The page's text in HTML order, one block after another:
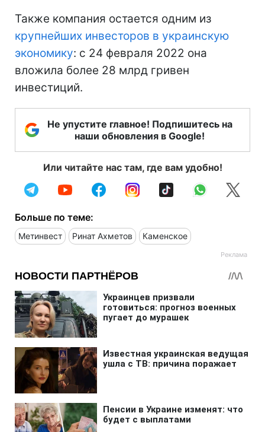
Также компания остается одним из
крупнейших инвесторов в украинскую
экономику: с 24 февраля 2022 она
вложила более 28 млрд гривен
инвестиций.
Не упустите главное! Подпишитесь на
наши обновления в Google!
Или читайте нас там, где вам удобно!
Больше по теме:
Метинвест Ринат Ахметов Каменское